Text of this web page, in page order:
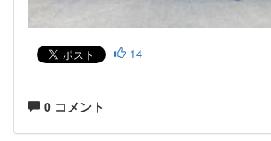
14
0 コメント